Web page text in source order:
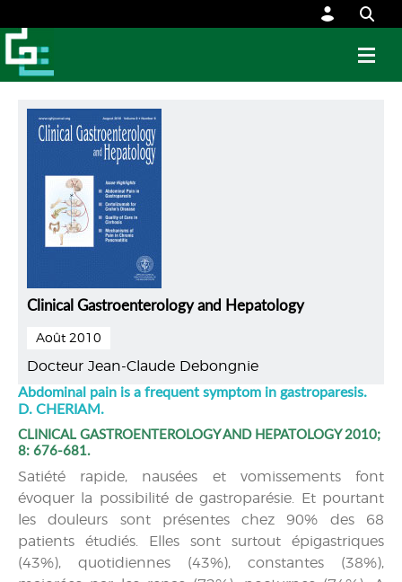
Clinical Gastroenterology and Hepatology
Août 2010
Docteur Jean-Claude Debongnie
Abdominal pain is a frequent symptom in gastroparesis.
D. CHERIAM.
CLINICAL GASTROENTEROLOGY AND HEPATOLOGY 2010;
8: 676-681.
Satiété rapide, nausées et vomissements font
évoquer la possibilité de gastroparésie. Et pourtant
les douleurs sont présentes chez 90% des 68
patients étudiés. Elles sont surtout épigastriques
(43%), quotidiennes (43%), constantes (38%),